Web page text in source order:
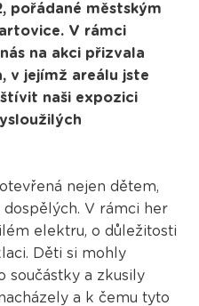
pořádané městským
V rámci
na akci přizvala
v jejímž areálu jste
naši expozici
nejen dětem,
V rámci her
elektru, o důležitosti
Děti si mohly
součástky a zkusily
a k čemu tyto